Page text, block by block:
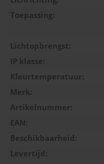
Toepassing:
Lichtopbrengst:
IP klasse:
Kleurtemperatuur:
Merk:
Artikelnummer:
EAN:
Beschikbaarheid:
Levertijd: